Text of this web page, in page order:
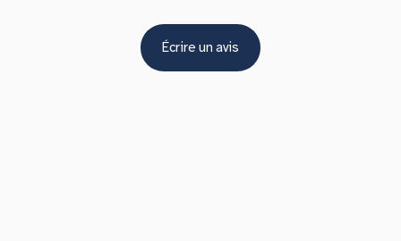
Écrire un avis